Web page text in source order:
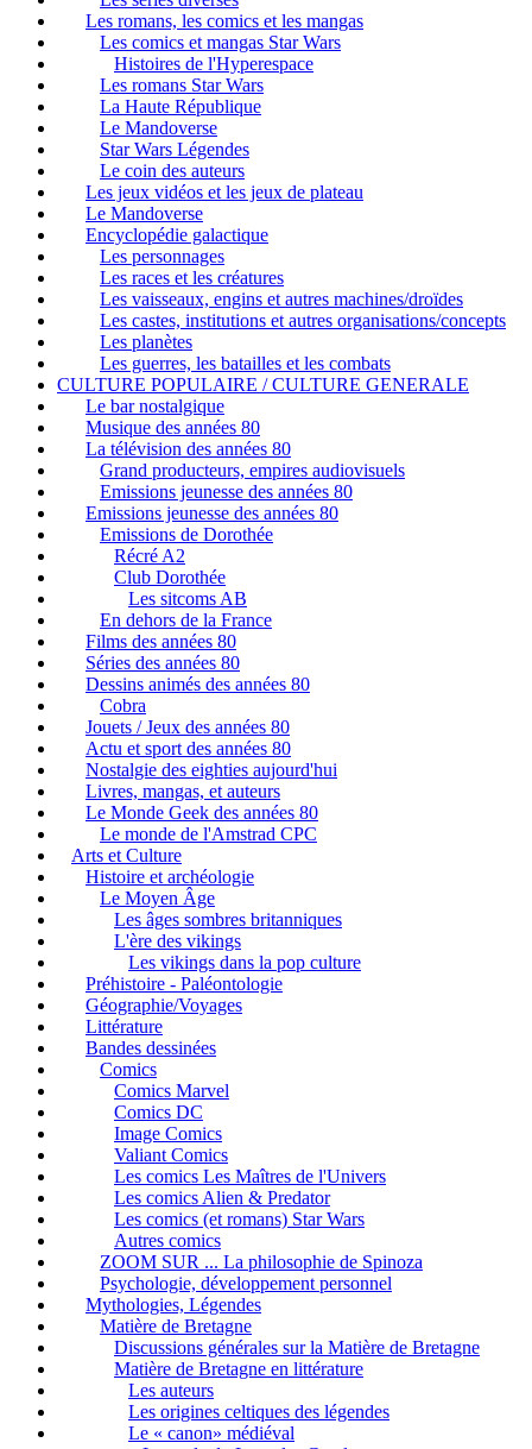
Les romans, les comics et les mangas
Les comics et mangas Star Wars
Histoires de l'Hyperespace
Les romans Star Wars
La Haute République
Le Mandoverse
Star Wars Légendes
Le coin des auteurs
Les jeux vidéos et les jeux de plateau
Le Mandoverse
Encyclopédie galactique
Les personnages
Les races et les créatures
Les vaisseaux, engins et autres machines/droïdes
Les castes, institutions et autres organisations/concepts
Les planètes
Les guerres, les batailles et les combats
CULTURE POPULAIRE / CULTURE GENERALE
Le bar nostalgique
Musique des années 80
La télévision des années 80
Grand producteurs, empires audiovisuels
Emissions jeunesse des années 80
Emissions jeunesse des années 80
Emissions de Dorothée
Récré A2
Club Dorothée
Les sitcoms AB
En dehors de la France
Films des années 80
Séries des années 80
Dessins animés des années 80
Cobra
Jouets / Jeux des années 80
Actu et sport des années 80
Nostalgie des eighties aujourd'hui
Livres, mangas, et auteurs
Le Monde Geek des années 80
Le monde de l'Amstrad CPC
Arts et Culture
Histoire et archéologie
Le Moyen Âge
Les âges sombres britanniques
L'ère des vikings
Les vikings dans la pop culture
Préhistoire - Paléontologie
Géographie/Voyages
Littérature
Bandes dessinées
Comics
Comics Marvel
Comics DC
Image Comics
Valiant Comics
Les comics Les Maîtres de l'Univers
Les comics Alien & Predator
Les comics (et romans) Star Wars
Autres comics
ZOOM SUR ... La philosophie de Spinoza
Psychologie, développement personnel
Mythologies, Légendes
Matière de Bretagne
Discussions générales sur la Matière de Bretagne
Matière de Bretagne en littérature
Les auteurs
Les origines celtiques des légendes
Le « canon» médiéval